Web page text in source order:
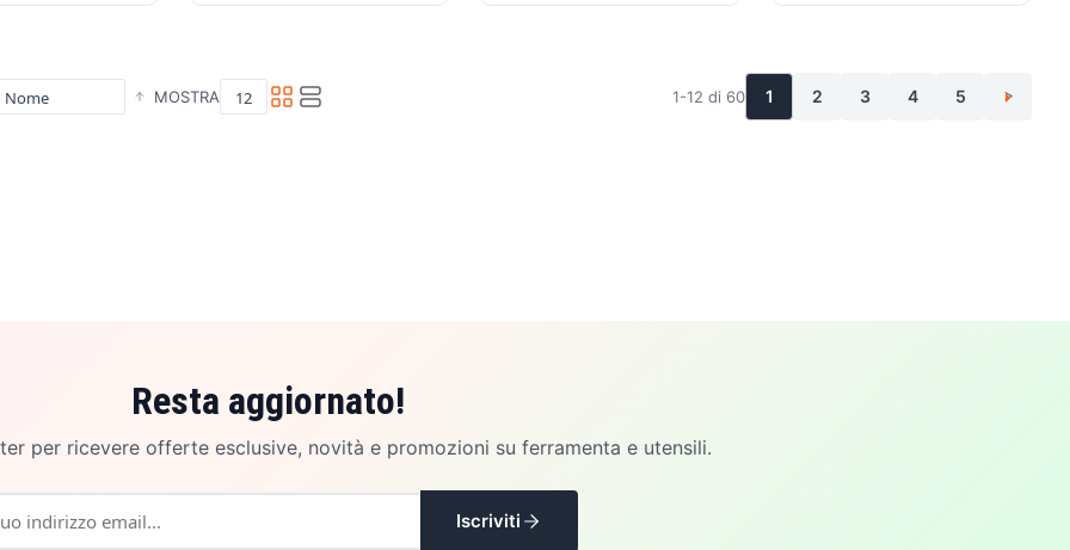
MOSTRA 1-12 di 60 1 2 3 4 5 >
Resta aggiornato!
per ricevere offerte esclusive, novità e promozioni su ferramenta e utensili.
Iscriviti